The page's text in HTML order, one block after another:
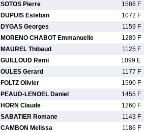
SOTOS Pierre
1586 F
DUPUIS Esteban
1072 F
DYGAS Georges
1159 F
MORENO CHABOT Emmanuelle
1289 F
MAUREL Thibaud
1125 F
GUILLOUD Remi
1099 E
OULES Gerard
1177 F
FOLTZ Olivier
1590 F
PEAUD-LENOEL Daniel
1455 F
HORN Claude
1260 F
SABATIER Romane
1143 F
CAMBON Melissa
1186 F